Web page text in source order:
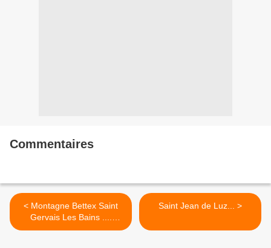
Commentaires
< Montagne Bettex Saint
Gervais Les Bains ....
@Saint gervais le bettex
Saint Jean de Luz... >